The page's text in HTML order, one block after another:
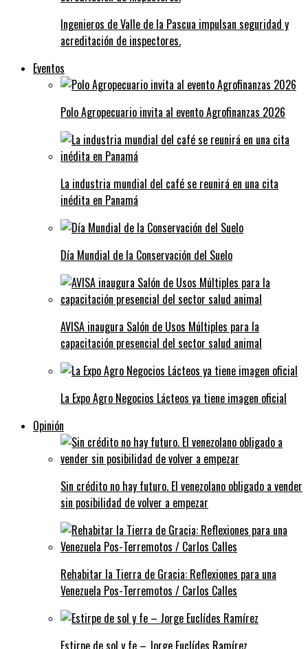
Ingenieros de Valle de la Pascua impulsan seguridad y
acreditación de inspectores.
Eventos
Polo Agropecuario invita al evento Agrofinanzas 2026
La industria mundial del café se reunirá en una cita
inédita en Panamá
Día Mundial de la Conservación del Suelo
AVISA inaugura Salón de Usos Múltiples para la
capacitación presencial del sector salud animal
La Expo Agro Negocios Lácteos ya tiene imagen oficial
Opinión
Sin crédito no hay futuro. El venezolano obligado a vender
sin posibilidad de volver a empezar
Rehabitar la Tierra de Gracia: Reflexiones para una
Venezuela Pos-Terremotos / Carlos Calles
Estirpe de sol y fe – Jorge Euclídes Ramírez